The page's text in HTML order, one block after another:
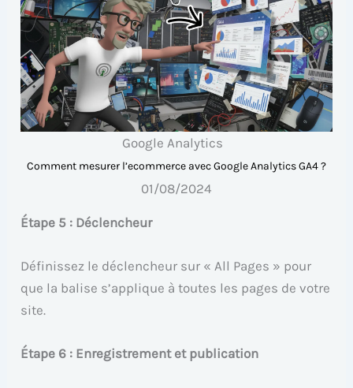
Google Analytics
Comment mesurer l’ecommerce avec Google Analytics GA4 ?
01/08/2024
Étape 5 : Déclencheur
Définissez le déclencheur sur « All Pages » pour
que la balise s’applique à toutes les pages de votre
site.
Étape 6 : Enregistrement et publication